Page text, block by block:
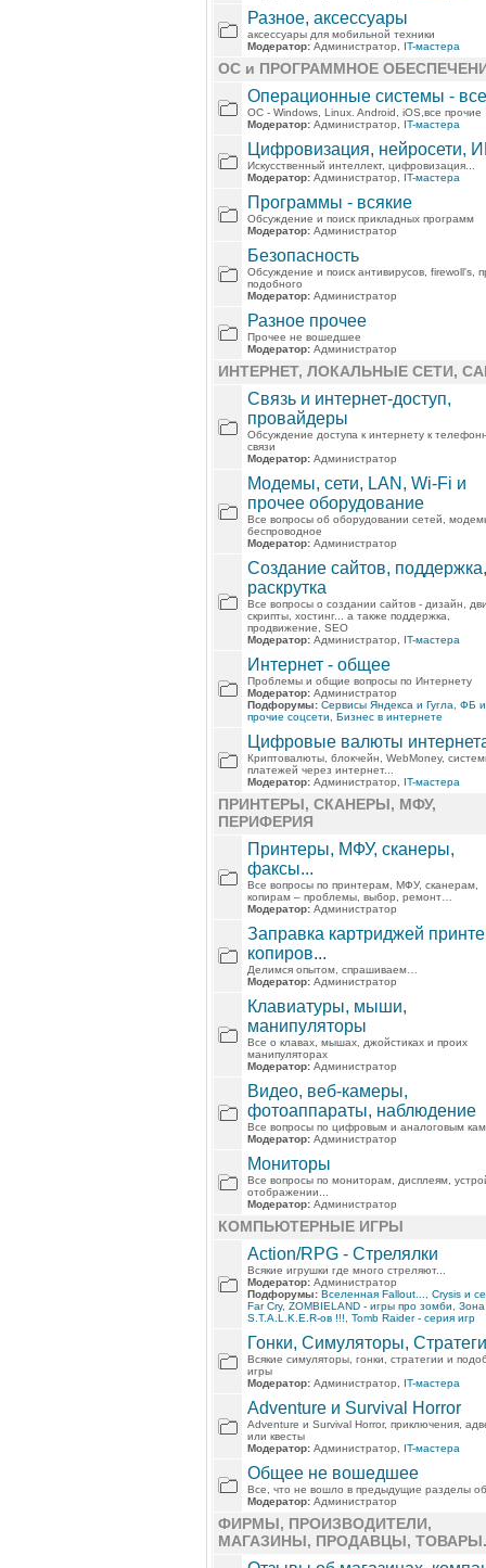
Разное, аксессуары
аксессуары для мобильной техники
Модератор: Администратор, IT-мастера
ОС и ПРОГРАММНОЕ
Операционные системы - все
ОС - Windows, Linux. Android, iOS,все прочие
Модератор: Администратор, IT-мастера
Цифровизация, нейросети,
Искусственный интеллект, цифровизация...
Модератор: Администратор, IT-мастера
Программы - всякие
Обсуждение и поиск прикладных программ
Модератор: Администратор
Безопасность
Обсуждение и поиск антивирусов, firewoll's,
подобного
Модератор: Администратор
Разное прочее
Прочее не вошедшее
Модератор: Администратор
ИНТЕРНЕТ, ЛОКАЛЬНЫЕ СЕТИ,
Связь и интернет-доступ,
провайдеры
Обсуждение доступа к интернету к
связи
Модератор: Администратор
Модемы, сети, LAN, Wi-Fi и
прочее оборудование
Все вопросы об оборудовании сетей,
беспроводное
Модератор: Администратор
Создание сайтов, поддержка,
раскрутка
Все вопросы о создании сайтов - дизайн,
скрипты, хостинг... а также поддержка,
продвижение, SEO
Модератор: Администратор, IT-мастера
Интернет - общее
Проблемы и общие вопросы по Интернету
Модератор: Администратор
Подфорумы: Сервисы Яндекса и Гугла, ФБ
прочие соцсети
Бизнес в интернете
Цифровые валюты
Криптовалюты, блокчейн, WebMoney,
платежей через интернет...
Модератор: Администратор, IT-мастера
ПРИНТЕРЫ, СКАНЕРЫ, МФУ,
ПЕРИФЕРИЯ
Принтеры, МФУ, сканеры,
факсы...
Все вопросы по принтерам, МФУ, сканерам,
копирам – проблемы, выбор, ремонт…
Модератор: Администратор
Заправка картриджей
копиров...
Делимся опытом, спрашиваем…
Модератор: Администратор
Клавиатуры, мыши,
манипуляторы
Все о клавах, мышах, джойстиках и проих
манипуляторах
Модератор: Администратор
Видео, веб-камеры,
фотоаппараты, наблюдение
Все вопросы по цифровым и аналоговым
Модератор: Администратор
Мониторы
Все вопросы по мониторам, дисплеям,
отображении...
Модератор: Администратор
КОМПЬЮТЕРНЫЕ ИГРЫ
Action/RPG - Стрелялки
Всякие игрушки где много стреляют...
Модератор: Администратор
Подфорумы: Вселенная Fallout...
Crysis и
Far Cry, ZOMBIELAND - игры про зомби
Зона
S.T.A.L.K.E.R-ов !!!
Tomb Raider - серия игр
Гонки, Симуляторы,
Всякие симуляторы, гонки, стратегии и
игры
Модератор: Администратор, IT-мастера
Adventure и Survival Horror
Adventure и Survival Horror, приключения,
или квесты
Модератор: Администратор, IT-мастера
Общее не вошедшее
Все, что не вошло в предыдущие разделы
Модератор: Администратор
ФИРМЫ, ПРОИЗВОДИТЕЛИ,
МАГАЗИНЫ, ПРОДАВЦЫ,